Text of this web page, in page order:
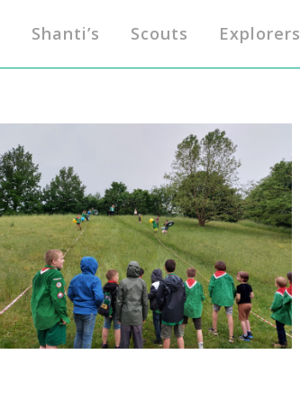
Shanti’s Scouts Explorers